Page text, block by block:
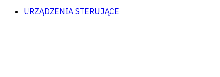
URZĄDZENIA STERUJĄCE